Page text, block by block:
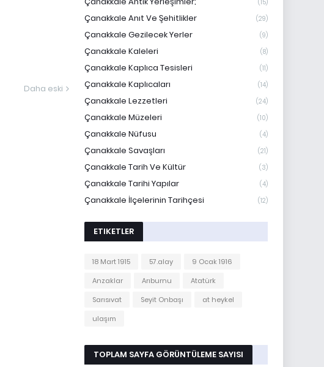
Daha eski
(15)
Çanakkale Anıt Ve Şehitlikler (29)
Çanakkale Gezilecek Yerler (9)
Çanakkale Kaleleri (8)
Çanakkale Kaplıca Tesisleri (11)
Çanakkale Kaplıcaları (14)
Çanakkale Lezzetleri (24)
Çanakkale Müzeleri (10)
Çanakkale Nüfusu (4)
Çanakkale Savaşları (21)
Çanakkale Tarih Ve Kültür (3)
Çanakkale Tarihi Yapılar (4)
Çanakkale İlçelerinin Tarihçesi (12)
ETIKETLER
18 Mart 1915 57.alay
9 Ocak 1916
Anzaklar
Arıburnu
Atatürk
Sarısıvat
Seyit Onbaşı
at heykel
ulaşım
TOPLAM SAYFA GÖRÜNTÜLEME SAYISI